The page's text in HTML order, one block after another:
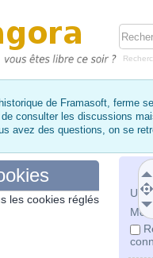
de Framasoft, ferme
consulter les discussions
avez des questions, on se
Mot
les cookies réglés